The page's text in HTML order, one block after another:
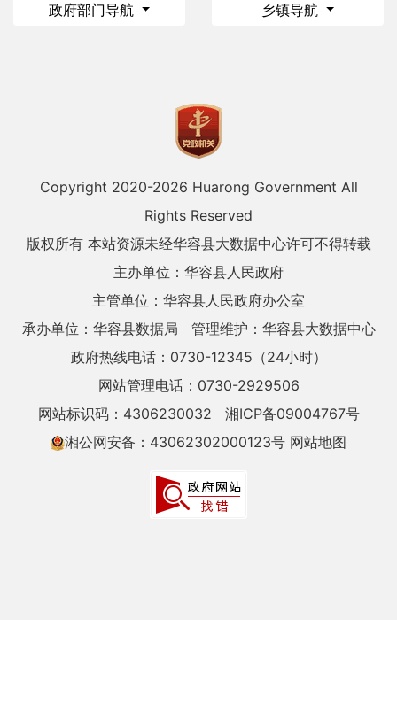
政府部门导航 乡镇导航
Copyright 2020-2026 Huarong Government All
Rights Reserved
版权所有 本站资源未经华容县大数据中心许可不得转载
主办单位：华容县人民政府
主管单位：华容县人民政府办公室
承办单位：华容县数据局
管理维护：华容县大数据中心
政府热线电话：0730-12345（24小时）
网站管理电话：0730-2929506
网站标识码：4306230032
湘ICP备09004767号
湘公网安备：43062302000123号 网站地图